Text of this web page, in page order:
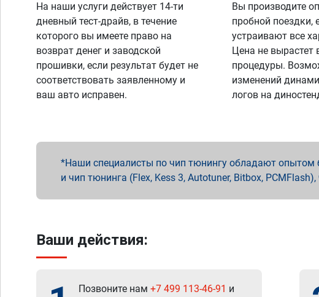
На наши услуги действует 14-ти
дневный тест-драйв, в течение
которого вы имеете право на
возврат денег и заводской
прошивки, если результат будет не
соответствовать заявленному и
ваш авто исправен.
Вы производите
пробной поездки,
устраивают все
Цена не вырастет
процедуры.
изменений
логов на
Наши специалисты по чип тюнингу обладают опытом
и чип тюнинга (Flex, Kess 3, Autotuner, Bitbox,
Ваши действия:
Позвоните нам +7 499 113-46-91 и